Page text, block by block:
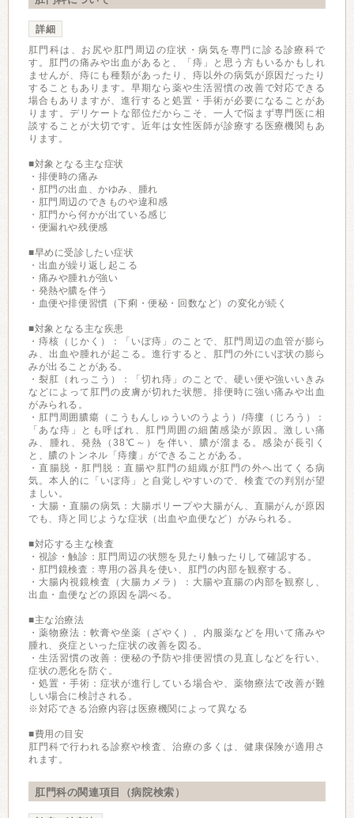
詳細
肛門科は、お尻や肛門周辺の症状・病気を専門に診る診療科で
す。肛門の痛みや出血があると、「痔」と思う方もいるかもしれ
ませんが、痔にも種類があったり、痔以外の病気が原因だったり
することもあります。早期なら薬や生活習慣の改善で対応できる
場合もありますが、進行すると処置・手術が必要になることがあ
ります。デリケートな部位だからこそ、一人で悩まず専門医に相
談することが大切です。近年は女性医師が診療する医療機関もあ
ります。
■対象となる主な症状
・排便時の痛み
・肛門の出血、かゆみ、腫れ
・肛門周辺のできものや違和感
・肛門から何かが出ている感じ
・便漏れや残便感
■早めに受診したい症状
・出血が繰り返し起こる
・痛みや腫れが強い
・発熱や膿を伴う
・血便や排便習慣（下痢・便秘・回数など）の変化が続く
■対象となる主な疾患
・痔核（じかく）：「いぼ痔」のことで、肛門周辺の血管が膨ら
み、出血や腫れが起こる。進行すると、肛門の外にいぼ状の膨ら
みが出ることがある。
・裂肛（れっこう）：「切れ痔」のことで、硬い便や強いいきみ
などによって肛門の皮膚が切れた状態。排便時に強い痛みや出血
がみられる。
・肛門周囲膿瘍（こうもんしゅういのうよう）/痔瘻（じろう）：
「あな痔」とも呼ばれ、肛門周囲の細菌感染が原因。激しい痛
み、腫れ、発熱（38℃～）を伴い、膿が溜まる。感染が長引く
と、膿のトンネル「痔瘻」ができることがある。
・直腸脱・肛門脱：直腸や肛門の組織が肛門の外へ出てくる病
気。本人的に「いぼ痔」と自覚しやすいので、検査での判別が望
ましい。
・大腸・直腸の病気：大腸ポリープや大腸がん、直腸がんが原因
でも、痔と同じような症状（出血や血便など）がみられる。
■対応する主な検査
・視診・触診：肛門周辺の状態を見たり触ったりして確認する。
・肛門鏡検査：専用の器具を使い、肛門の内部を観察する。
・大腸内視鏡検査（大腸カメラ）：大腸や直腸の内部を観察し、
出血・血便などの原因を調べる。
■主な治療法
・薬物療法：軟膏や坐薬（ざやく）、内服薬などを用いて痛みや
腫れ、炎症といった症状の改善を図る。
・生活習慣の改善：便秘の予防や排便習慣の見直しなどを行い、
症状の悪化を防ぐ。
・処置・手術：症状が進行している場合や、薬物療法で改善が難
しい場合に検討される。
※対応できる治療内容は医療機関によって異なる
■費用の目安
肛門科で行われる診察や検査、治療の多くは、健康保険が適用さ
れます。
肛門科の関連項目（病院検索）